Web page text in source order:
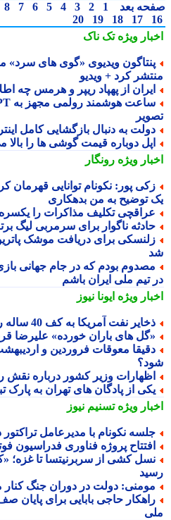
بعد 1
2
3
4
5
6
7
8
9
17
18
19
20
ویژهتک ناک
ویدیوی «گوی های سرد»
کرد + ویدیو
از پهپاد ریپر و هرمس چه
به دنبال بازگشایی کامل
دوباره قیمت گوشی ها را بالا می
ویژهرونگار
پور: نکونام توانایی قهرمان کردن
توضیح به من بدهکاری
تکلیف مذاکرات را یکسره
ناگوار برای سرمربی لیگ برتری
برای دریافت موشک
بودم که در جام جهانی بازی
تیم ملی ایران باشم
ویژهایونا نیوز
نفت آمریکا به کف 40 ساله رسید
های باران خورده» علیرضا
معوقات فروردین و اردیبهشت
وزیر کشور درباره نقش
از پادگان های تهران به پارک
ویژهتسنیم نیوز
نکونام با مدیرعامل تراکتور
پروژه فناوری فدراسیون فوتبال
کشی از سربرنیتسا تا غزه؛
دولت در دوران جنگ کنار
حاجی بابایی برای پایان صف